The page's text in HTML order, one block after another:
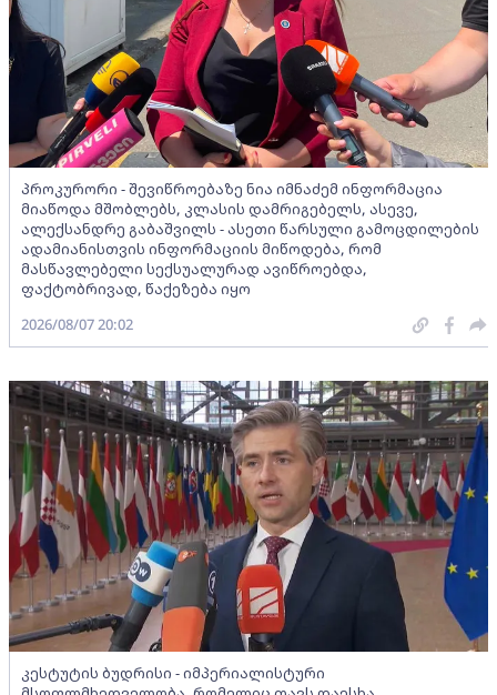
პროკურორი - შევიწროებაზე ნია იმნაძემ ინფორმაცია
მიაწოდა მშობლებს, კლასის დამრიგებელს, ასევე,
ალექსანდრე გაბაშვილს - ასეთი წარსული გამოცდილების
ადამიანისთვის ინფორმაციის მიწოდება, რომ
მასწავლებელი სექსუალურად ავიწროებდა,
ფაქტობრივად, წაქეზება იყო
2026/08/07 20:02
კესტუტის ბუდრისი - იმპერიალისტური